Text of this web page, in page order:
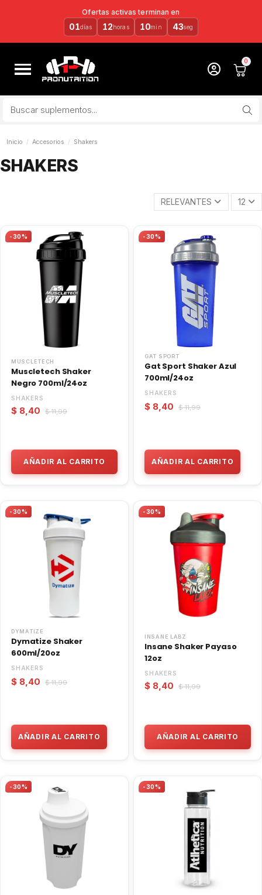
Ofertas activas terminan en
01días 12horas 10min 42seg
Inicio Accesorios Shakers
SHAKERS
RELEVANTES 12
-30%
MUSCLETECH
Muscletech Shaker
Negro 700ml/24oz
SHAKERS
$ 8,40 $ 11,99
AÑADIR AL CARRITO
-30%
GAT SPORT
Gat Sport Shaker Azul
700ml/24oz
SHAKERS
$ 8,40 $ 11,99
AÑADIR AL CARRITO
-30%
DYMATIZE
Dymatize Shaker
600ml/20oz
SHAKERS
$ 8,40 $ 11,99
AÑADIR AL CARRITO
-30%
INSANE LABZ
Insane Shaker Payaso
12oz
SHAKERS
$ 8,40 $ 11,99
AÑADIR AL CARRITO
-30% -30%